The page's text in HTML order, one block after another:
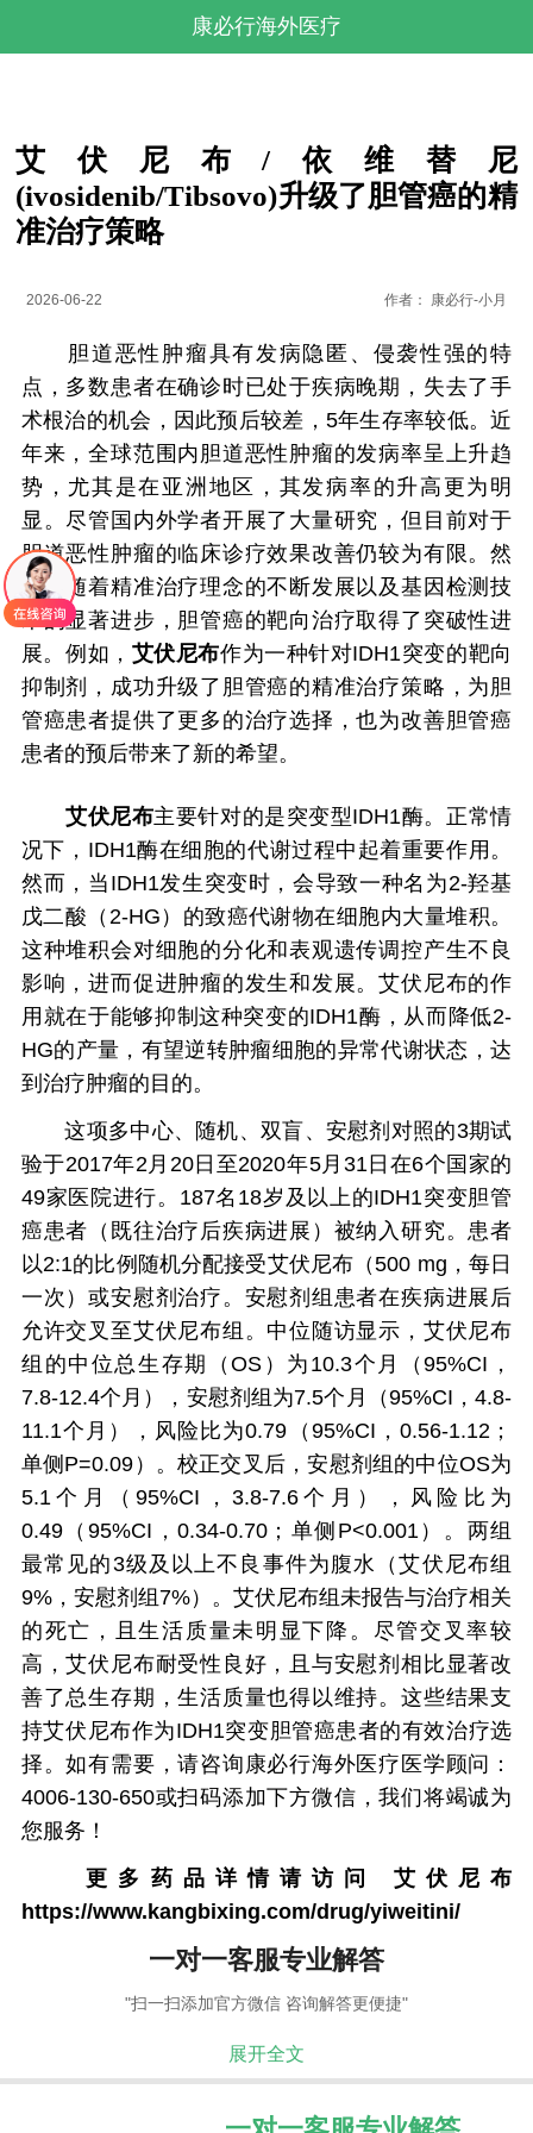
康必行海外医疗
艾伏尼布/依维替尼
(ivosidenib/Tibsovo)升级了胆管癌的精
准治疗策略
2026-06-22 作者： 康必行-小月
胆道恶性肿瘤具有发病隐匿、侵袭性强的特
点，多数患者在确诊时已处于疾病晚期，失去了手
术根治的机会，因此预后较差，5年生存率较低。近
年来，全球范围内胆道恶性肿瘤的发病率呈上升趋
势，尤其是在亚洲地区，其发病率的升高更为明
显。尽管国内外学者开展了大量研究，但目前对于
胆道恶性肿瘤的临床诊疗效果改善仍较为有限。然
而，随着精准治疗理念的不断发展以及基因检测技
术的显著进步，胆管癌的靶向治疗取得了突破性进
展。例如， 艾伏尼布作为一种针对IDH1突变的靶向
抑制剂，成功升级了胆管癌的精准治疗策略，为胆
管癌患者提供了更多的治疗选择，也为改善胆管癌
患者的预后带来了新的希望。
艾伏尼布主要针对的是突变型IDH1酶。正常情
况下，IDH1酶在细胞的代谢过程中起着重要作用。
然而，当IDH1发生突变时，会导致一种名为2-羟基
戊二酸（2-HG）的致癌代谢物在细胞内大量堆积。
这种堆积会对细胞的分化和表观遗传调控产生不良
影响，进而促进肿瘤的发生和发展。艾伏尼布的作
用就在于能够抑制这种突变的IDH1酶，从而降低2-
HG的产量，有望逆转肿瘤细胞的异常代谢状态，达
到治疗肿瘤的目的。
这项多中心、随机、双盲、安慰剂对照的3期试
验于2017年2月20日至2020年5月31日在6个国家的
49家医院进行。187名18岁及以上的IDH1突变胆管
癌患者（既往治疗后疾病进展）被纳入研究。患者
以2:1的比例随机分配接受艾伏尼布（500 mg，每日
一次）或安慰剂治疗。安慰剂组患者在疾病进展后
允许交叉至艾伏尼布组。中位随访显示，艾伏尼布
组的中位总生存期（OS）为10.3个月（95%CI，
7.8-12.4个月），安慰剂组为7.5个月（95%CI，4.8-
11.1个月），风险比为0.79（95%CI，0.56-1.12；
单侧P=0.09）。校正交叉后，安慰剂组的中位OS为
5.1个月（95%CI，3.8-7.6个月），风险比为
0.49（95%CI，0.34-0.70；单侧P<0.001）。两组
最常见的3级及以上不良事件为腹水（艾伏尼布组
9%，安慰剂组7%）。艾伏尼布组未报告与治疗相关
的死亡，且生活质量未明显下降。尽管交叉率较
高，艾伏尼布耐受性良好，且与安慰剂相比显著改
善了总生存期，生活质量也得以维持。这些结果支
持艾伏尼布作为IDH1突变胆管癌患者的有效治疗选
择。如有需要，请咨询康必行海外医疗医学顾问：
4006-130-650或扫码添加下方微信，我们将竭诚为
您服务！
更多药品详情请访问 艾伏尼布
https://www.kangbixing.com/drug/yiweitini/
一对一客服专业解答
"扫一扫添加官方微信 咨询解答更便捷"
展开全文